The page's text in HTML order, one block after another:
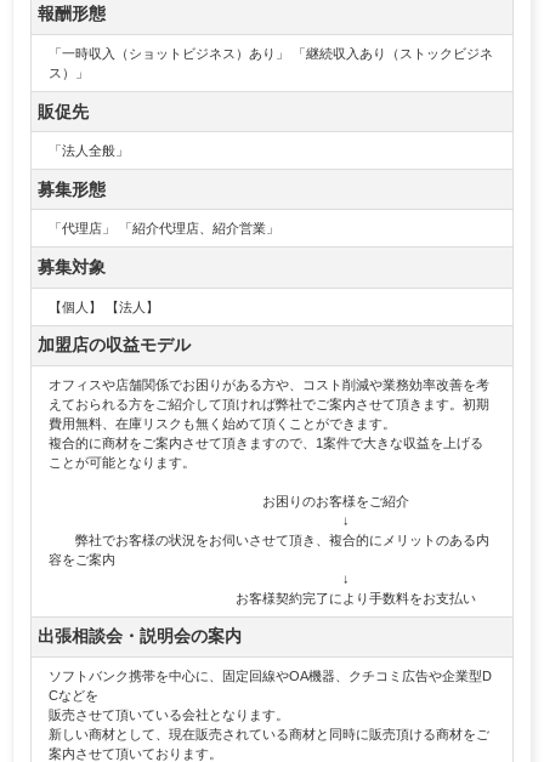
報酬形態
「一時収入（ショットビジネス）あり」 「継続収入あり（ストックビジネ
ス）」
販促先
「法人全般」
募集形態
「代理店」 「紹介代理店、紹介営業」
募集対象
【個人】 【法人】
加盟店の収益モデル
オフィスや店舗関係でお困りがある方や、コスト削減や業務効率改善を考
えておられる方をご紹介して頂ければ弊社でご案内させて頂きます。初期
費用無料、在庫リスクも無く始めて頂くことができます。
複合的に商材をご案内させて頂きますので、1案件で大きな収益を上げる
ことが可能となります。
お困りのお客様をご紹介
↓
弊社でお客様の状況をお伺いさせて頂き、複合的にメリットのある内
容をご案内
↓
お客様契約完了により手数料をお支払い
出張相談会・説明会の案内
ソフトバンク携帯を中心に、固定回線やOA機器、クチコミ広告や企業型D
Cなどを
販売させて頂いている会社となります。
新しい商材として、現在販売されている商材と同時に販売頂ける商材をご
案内させて頂いております。